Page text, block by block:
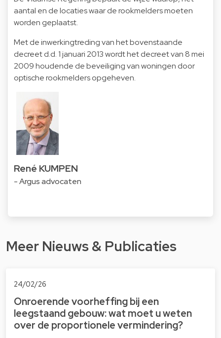
aantal en de locaties waar de rookmelders moeten
worden geplaatst.
Met de inwerkingtreding van het bovenstaande
decreet d.d. 1 januari 2013 wordt het decreet van 8 mei
2009 houdende de beveiliging van woningen door
optische rookmelders opgeheven.
René KUMPEN
- Argus advocaten
Meer Nieuws & Publicaties
24/02/26
Onroerende voorheffing bij een
leegstaand gebouw: wat moet u weten
over de proportionele vermindering?